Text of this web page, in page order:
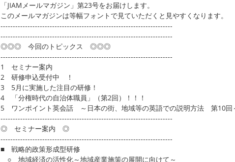
「JIAMメールマガジン」第23号をお届けします。
このメールマガジンは等幅フォントで見ていただくと見やすくなります。
----------------------------------------------------------------------
----------------------------------------------------------------------
◎◎◎ 今回のトピックス ◎◎◎
----------------------------------------------------------------------
1 セミナー案内
2 研修申込受付中 ！
3 5月に実施した注目の研修！
4 「分権時代の自治体職員」（第2回）！！！
5 ワンポイント英会話 ～日本の街、地域等の英語での説明方法 第10回
----------------------------------------------------------------------
◎ セミナー案内 ◎
----------------------------------------------------------------------
■ 戦略的政策形成型研修
○ 地域経済の活性化～地域産業施策の展開に向けて～